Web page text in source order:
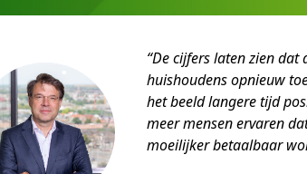
“De cijfers laten zien dat
huishoudens opnieuw
het beeld langere tijd
meer mensen ervaren
moeilijker betaalbaar